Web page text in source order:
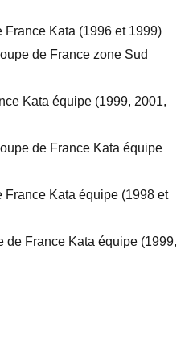
France Kata (1996 et 1999)
de France zone Sud
Kata équipe (1999, 2001,
de France Kata équipe
France Kata équipe (1998 et
de France Kata équipe (1999,